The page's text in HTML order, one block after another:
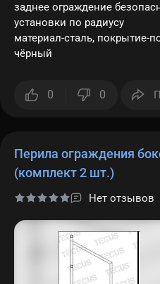
заднее ограждение
установки по радиусу
материал-сталь, покрытие-
чёрный
0 0
Перила ограждения
(комплект 2 шт.)
Нет отзывов